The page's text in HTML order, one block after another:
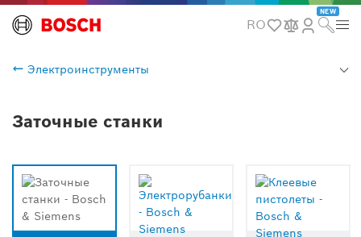
RO
NEW
Электроинструменты
Заточные станки